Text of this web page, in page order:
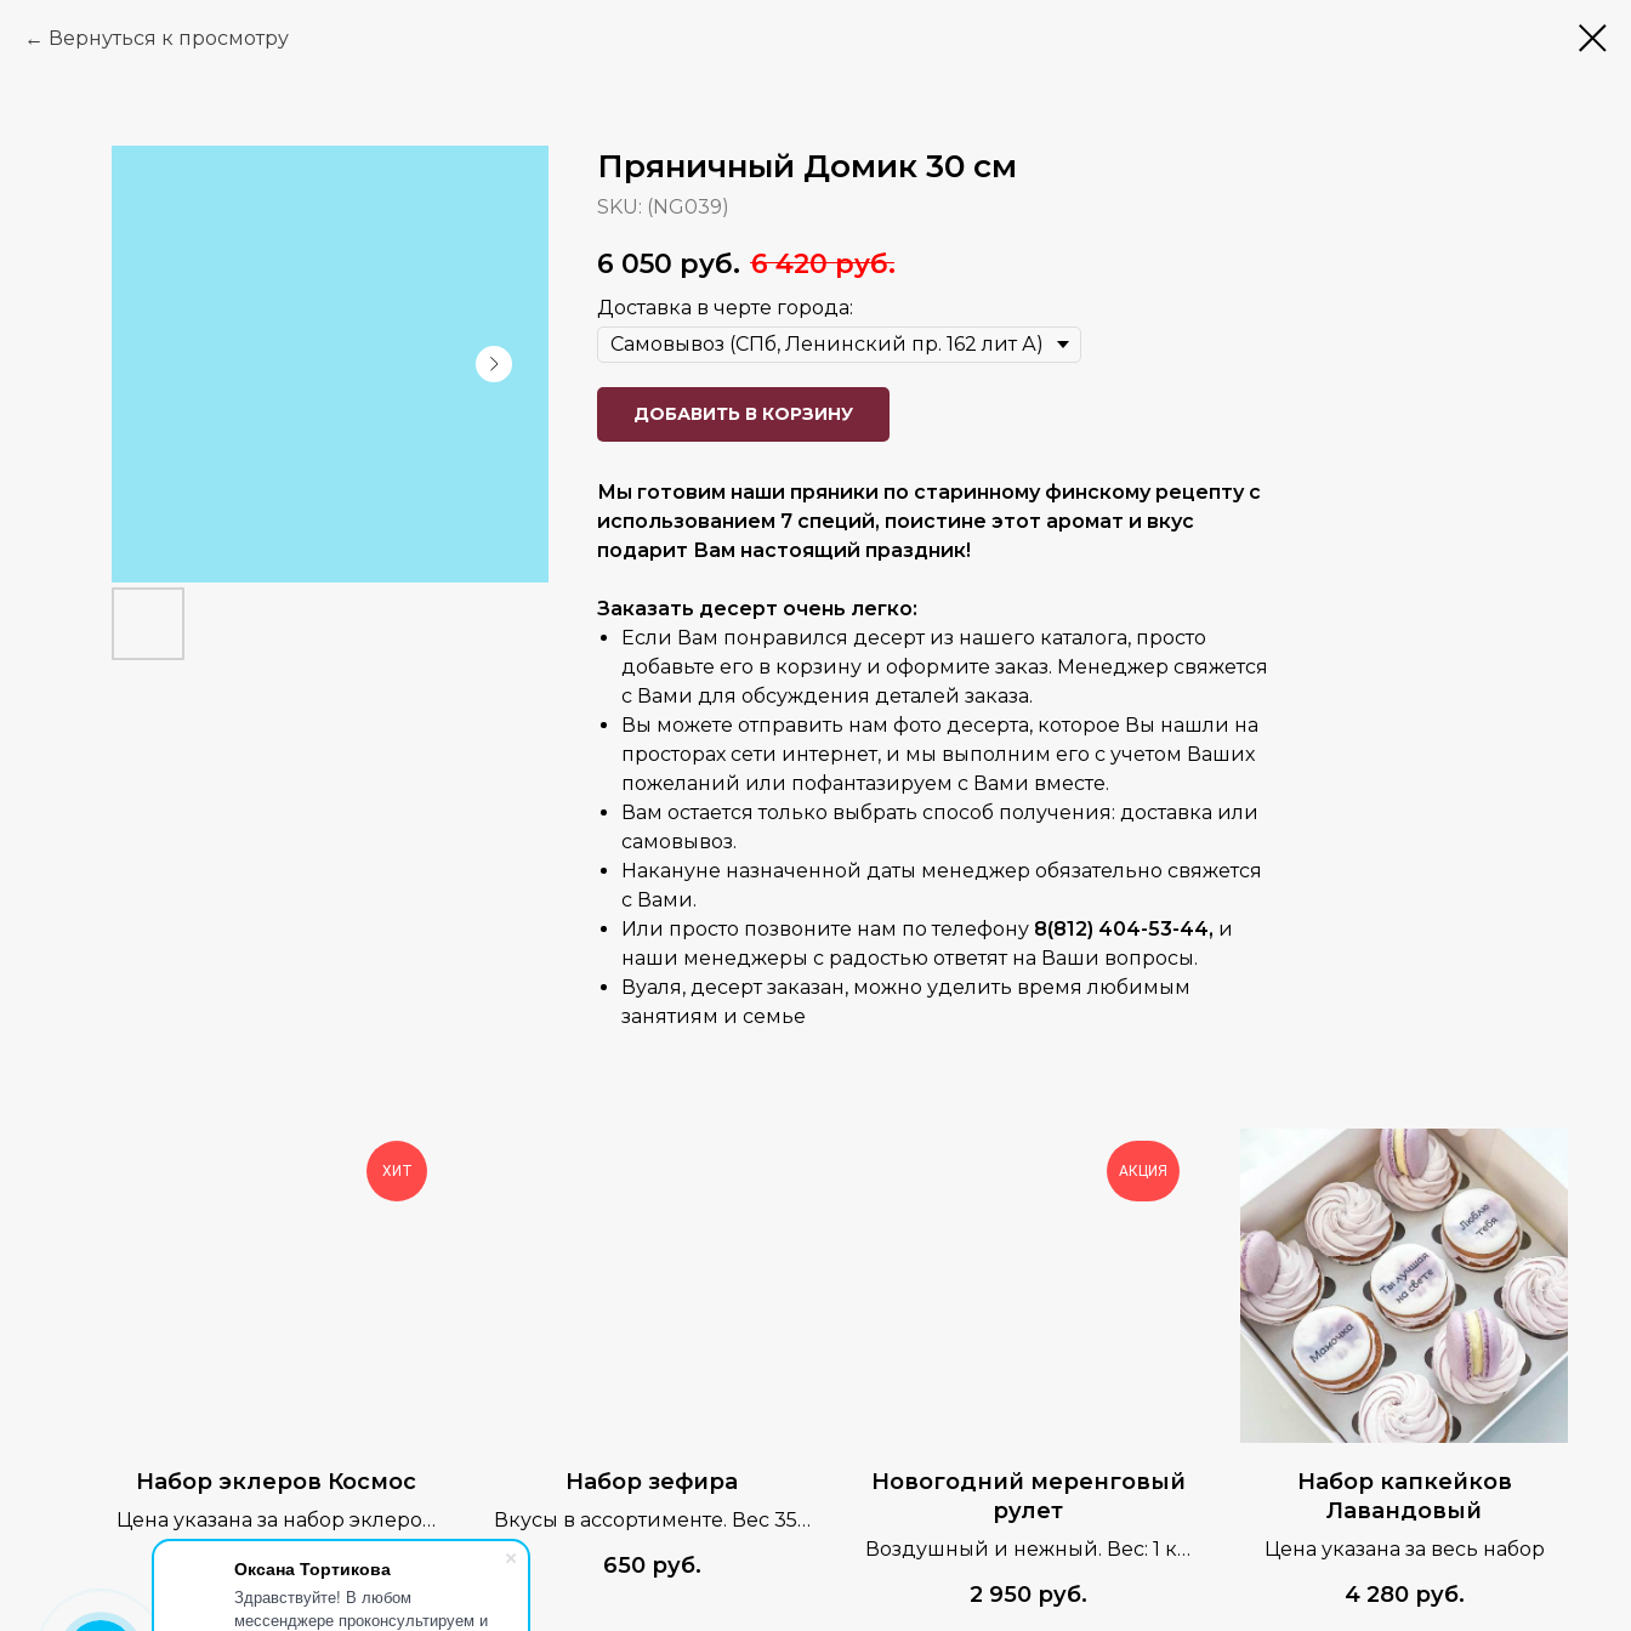
Оксана Тортикова
Здравствуйте! В любом
мессенджере проконсультируем и
Вернуться к просмотру
Пряничный Домик 30 см
SKU: (NG039)
6 050 руб. 6 420 руб.
Доставка в черте города:
ДОБАВИТЬ В КОРЗИНУ
Мы готовим наши пряники по старинному финскому рецепту с
использованием 7 специй, поистине этот аромат и вкус
подарит Вам настоящий праздник!
Заказать десерт очень легко:
Если Вам понравился десерт из нашего каталога, просто
добавьте его в корзину и оформите заказ. Менеджер свяжется
с Вами для обсуждения деталей заказа.
Вы можете отправить нам фото десерта, которое Вы нашли на
просторах сети интернет, и мы выполним его с учетом Ваших
пожеланий или пофантазируем с Вами вместе.
Вам остается только выбрать способ получения: доставка или
самовывоз.
Накануне назначенной даты менеджер обязательно свяжется
с Вами.
Или просто позвоните нам по телефону 8(812) 404-53-44, и
наши менеджеры с радостью ответят на Ваши вопросы.
Вуаля, десерт заказан, можно уделить время любимым
занятиям и семье
ХИТ
Набор эклеров Космос
Цена указана за набор эклеров
2 200 руб.
Набор зефира
Вкусы в ассортименте. Вес 350
650 руб.
АКЦИЯ
Новогодний меренговый
рулет
Воздушный и нежный. Вес: 1 кг.
2 950 руб.
Набор капкейков
Лавандовый
Цена указана за весь набор
4 280 руб.